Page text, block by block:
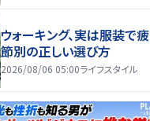
ウォーキング、実は服装で
節別の正しい選び方
2026/08/06 05:00ライフスタイル